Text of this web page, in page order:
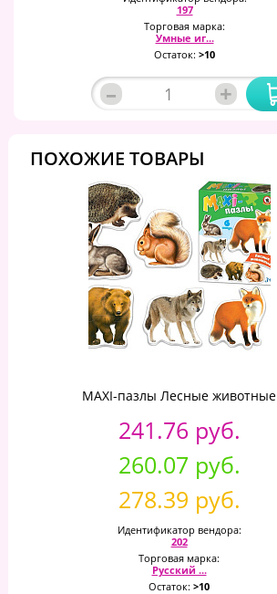
197
Торговая марка:
Умные иг...
Остаток: >10
– +
ПОХОЖИЕ ТОВАРЫ
MAXI-пазлы Лесные животные
241.76 руб.
260.07 руб.
278.39 руб.
Идентификатор вендора:
202
Торговая марка:
Русский ...
Остаток: >10